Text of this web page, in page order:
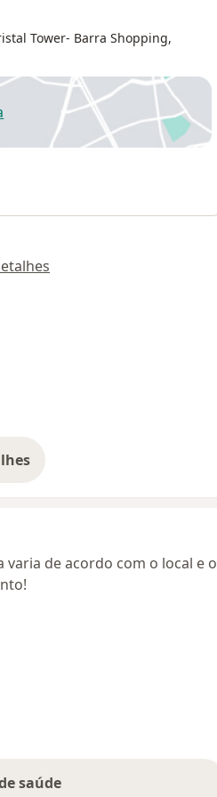
Tower- Barra Shopping,
novo separador
varia de acordo com o local e o
saúde